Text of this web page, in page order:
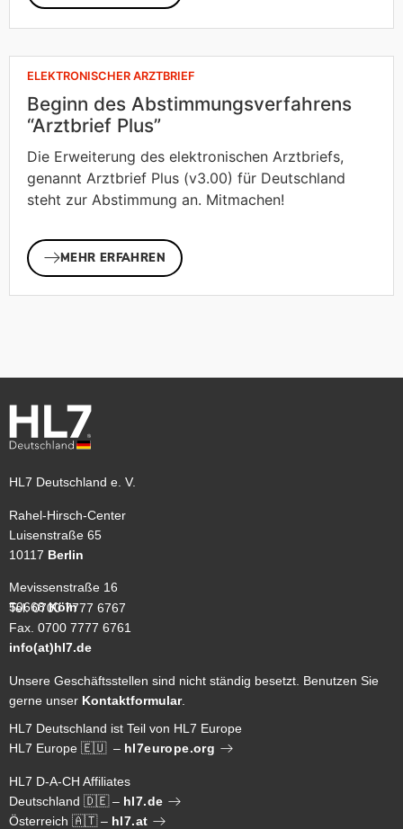
ELEKTRONISCHER ARZTBRIEF
Beginn des Abstimmungsverfahrens
“Arztbrief Plus”
Die Erweiterung des elektronischen Arztbriefs,
genannt Arztbrief Plus (v3.00) für Deutschland
steht zur Abstimmung an. Mitmachen!
MEHR ERFAHREN
HL7 Deutschland e. V.
Rahel-Hirsch-Center
Luisenstraße 65
10117 Berlin
Mevissenstraße 16
50668Köln
Tel. 0700 7777 6767
Fax. 0700 7777 6761
info(at)hl7.de
Unsere Geschäftsstellen sind nicht ständig besetzt. Benutzen Sie
gerne unser Kontaktformular.
HL7 Deutschland ist Teil von HL7 Europe
HL7 Europe 🇪🇺 – hl7europe.org
HL7 D-A-CH Affiliates
Deutschland 🇩🇪 – hl7.de
Österreich 🇦🇹 – hl7.at